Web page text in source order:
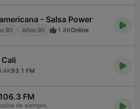
- Salsa Power
80 Años 90 1.8KOnline
93.1 FM
FM
de siempre.